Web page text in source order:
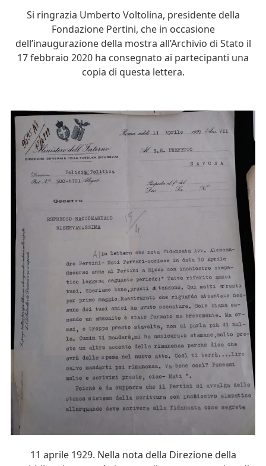
Si ringrazia Umberto Voltolina, presidente della
Fondazione Pertini, che in occasione
dell’inaugurazione della mostra all’Archivio di Stato il
17 febbraio 2020 ha consegnato ai partecipanti una
copia di questa lettera.
11 aprile 1929. Nella nota della Direzione della